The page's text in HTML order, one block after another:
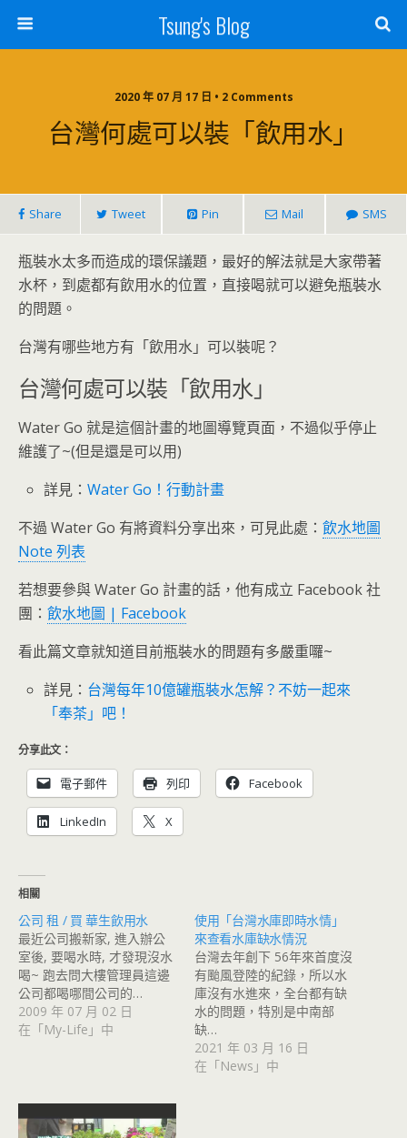
Tsung's Blog
2020 年 07 月 17 日 • 2 Comments
台灣何處可以裝「飲用水」
Share Tweet Pin Mail SMS
瓶裝水太多而造成的環保議題，最好的解法就是大家帶著
水杯，到處都有飲用水的位置，直接喝就可以避免瓶裝水
的問題。
台灣有哪些地方有「飲用水」可以裝呢？
台灣何處可以裝「飲用水」
Water Go 就是這個計畫的地圖導覽頁面，不過似乎停止
維護了~(但是還是可以用)
詳見：Water Go！行動計畫
不過 Water Go 有將資料分享出來，可見此處： 飲水地圖
Note 列表
若想要參與 Water Go 計畫的話，他有成立 Facebook 社
團： 飲水地圖 | Facebook
看此篇文章就知道目前瓶裝水的問題有多嚴重囉~
詳見： 台灣每年10億罐瓶裝水怎解？不妨一起來
「奉茶」吧！
分享此文：
電子郵件 列印 Facebook
LinkedIn X
相關
公司 租 / 買 華生飲用水
最近公司搬新家, 進入辦公
室後, 要喝水時, 才發現沒水
喝~ 跑去問大樓管理員這邊
公司都喝哪間公司的…
2009 年 07 月 02 日
在「My-Life」中
使用「台灣水庫即時水情」
來查看水庫缺水情況
台灣去年創下 56年來首度沒
有颱風登陸的紀錄，所以水
庫沒有水進來，全台都有缺
水的問題，特別是中南部
缺…
2021 年 03 月 16 日
在「News」中